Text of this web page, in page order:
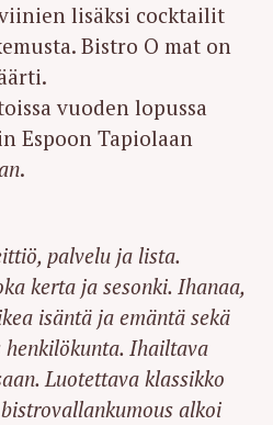
lisäksi cocktailit
Bistro O mat on
vuoden lopussa
Espoon Tapiolaan
.
palvelu ja lista.
kerta ja sesonki. Ihanaa,
isäntä ja emäntä sekä
Ihailtava
Luotettava klassikko
alkoi